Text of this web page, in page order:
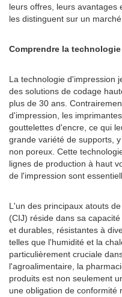
leurs offres, leurs avantages
les distinguent sur un
Comprendre la
La technologie d'impression
des solutions de codage
plus de 30 ans.
d'impression, les
gouttelettes d'encre, ce qui
grande variété de supports,
non poreux. Cette
lignes de production à haut
de l'impression sont
L'un des principaux atouts
(CIJ) réside dans sa
et durables, résistantes à
telles que l'humidité et la
particulièrement cruciale
l'agroalimentaire, la
produits est non seulement
une obligation de conformité